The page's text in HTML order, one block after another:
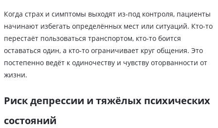
Когда страх и симптомы выходят из-под контроля, пациенты
начинают избегать определённых мест или ситуаций. Кто-то
перестаёт пользоваться транспортом, кто-то боится
оставаться один, а кто-то ограничивает круг общения. Это
постепенно ведёт к одиночеству и чувству оторванности от
жизни.
Риск депрессии и тяжёлых психических
состояний